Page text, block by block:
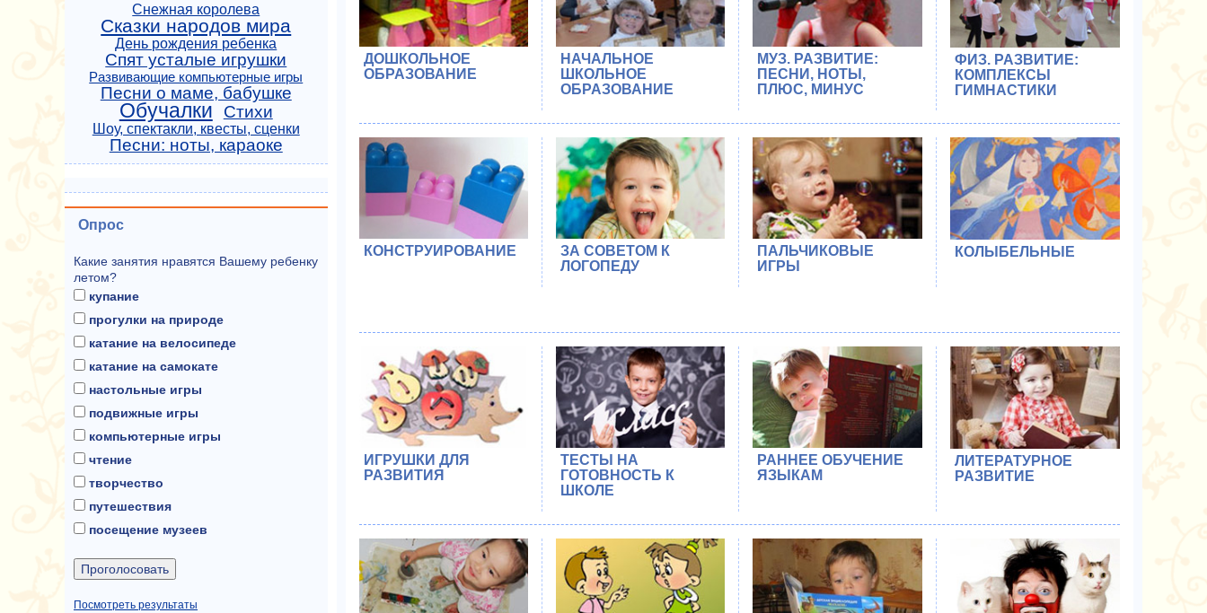
ДОШКОЛЬНОЕ
ОБРАЗОВАНИЕ
НАЧАЛЬНОЕ
ШКОЛЬНОЕ
ОБРАЗОВАНИЕ
МУЗ. РАЗВИТИЕ:
ПЕСНИ, НОТЫ,
ПЛЮС, МИНУС
ФИЗ. РАЗВИТИЕ:
КОМПЛЕКСЫ
ГИМНАСТИКИ
КОНСТРУИРОВАНИЕ
ЗА СОВЕТОМ К
ЛОГОПЕДУ
ПАЛЬЧИКОВЫЕ
ИГРЫ
КОЛЫБЕЛЬНЫЕ
ИГРУШКИ ДЛЯ
РАЗВИТИЯ
ТЕСТЫ НА
ГОТОВНОСТЬ К
ШКОЛЕ
РАННЕЕ ОБУЧЕНИЕ
ЯЗЫКАМ
ЛИТЕРАТУРНОЕ
РАЗВИТИЕ
Снежная королева
Сказки народов мира
День рождения ребенка
Спят усталые игрушки
Развивающие компьютерные игры
Песни о маме, бабушке
Обучалки Стихи
Шоу, спектакли, квесты, сценки
Песни: ноты, караоке
Опрос
Какие занятия нравятся Вашему ребенку
летом?
купание
прогулки на природе
катание на велосипеде
катание на самокате
настольные игры
подвижные игры
компьютерные игры
чтение
творчество
путешествия
посещение музеев
Посмотреть результаты